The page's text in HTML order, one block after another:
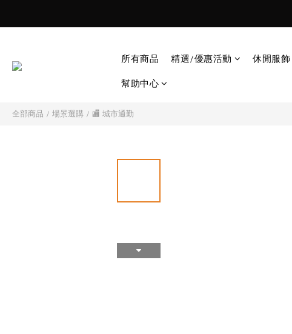
所有商品 精選/優惠活動 休閒服飾
幫助中心
全部商品 / 場景選購 / 🏬 城市通勤